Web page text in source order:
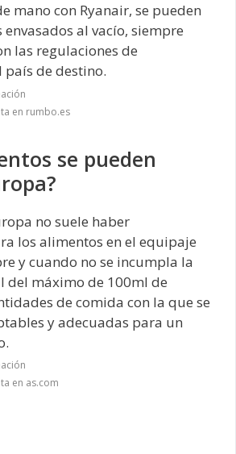
mano con Ryanair, se pueden
al vacío, siempre
las regulaciones de
de destino.
en rumbo.es
se pueden
no suele haber
los alimentos en el equipaje
y cuando no se incumpla la
del máximo de 100ml de
de comida con la que se
y adecuadas para un
en as.com